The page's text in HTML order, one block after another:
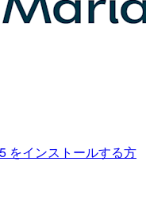
をインストールする方